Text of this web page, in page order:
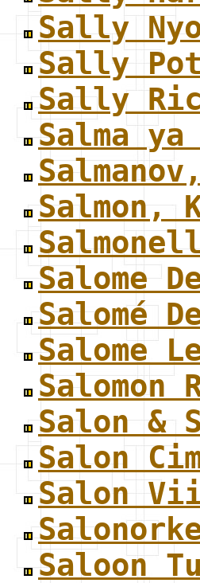
Sally
Sally
Sally
Salma ya
Salmon,
Salome
Salomé
Salome
Salomon
Salon &
Salon
Salon
Saloon